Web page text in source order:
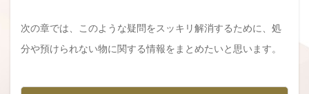
次の章では、このような疑問をスッキリ解消するために、処
分や預けられない物に関する情報をまとめたいと思います。